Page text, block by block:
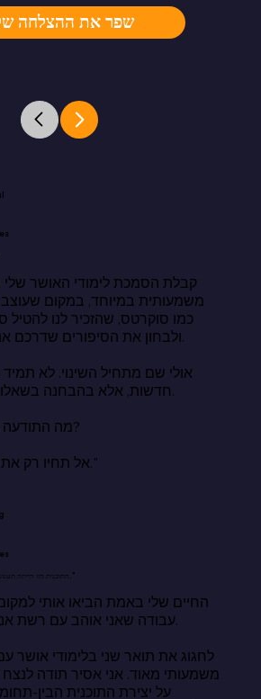
שפר את ההצלחה
ולבחון את הסיפורים שדרכם
חדשות, אלא בהבחנה
מה התודעה
אל תחיו רק את היום. תעצבו אותו."
"התוכנית הזו הייתה תענוג, מבחינה אישית, אקדמית ומקצועית."
עבודה שאני אוהב עם רשת